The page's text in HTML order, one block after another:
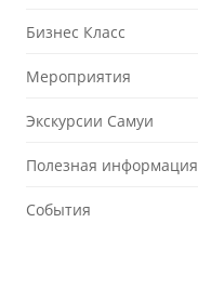
Бизнес Класс
Мероприятия
Экскурсии Самуи
Полезная информация
События